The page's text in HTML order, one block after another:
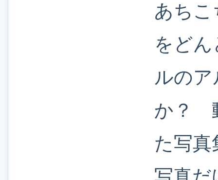
あちこ
をど
ルの
か？
た写真